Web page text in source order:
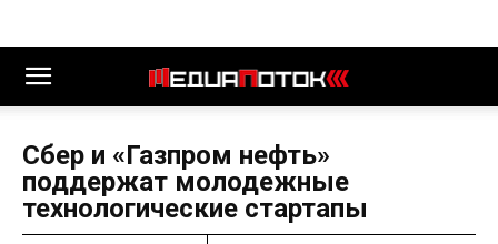
Сбер и «Газпром нефть»
поддержат молодежные
технологические стартапы